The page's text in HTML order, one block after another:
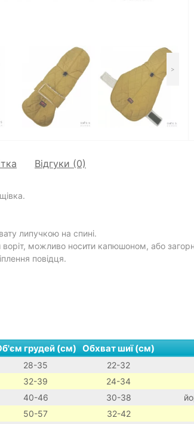
>
Відгуки (0)
липучкою на спині.
можливо носити капюшоном, або
повідця.
грудей (см) Обхват шиї (см)
28-35 22-32
32-39 24-34
40-46 30-38
50-57 32-42